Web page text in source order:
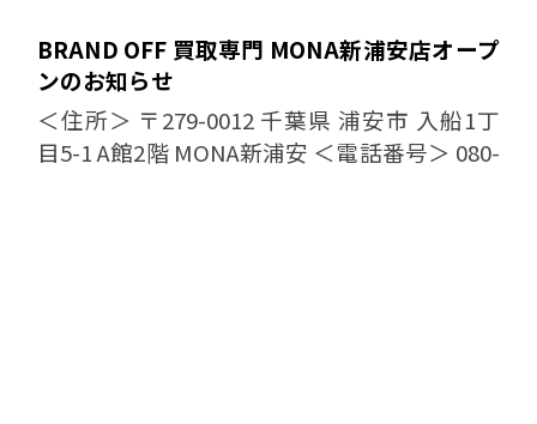
BRAND OFF 買取専門 MONA新浦安店オープ
ンのお知らせ
＜住所＞ 〒279-0012 千葉県 浦安市 入船1丁
目5-1 A館2階 MONA新浦安 ＜電話番号＞ 080-